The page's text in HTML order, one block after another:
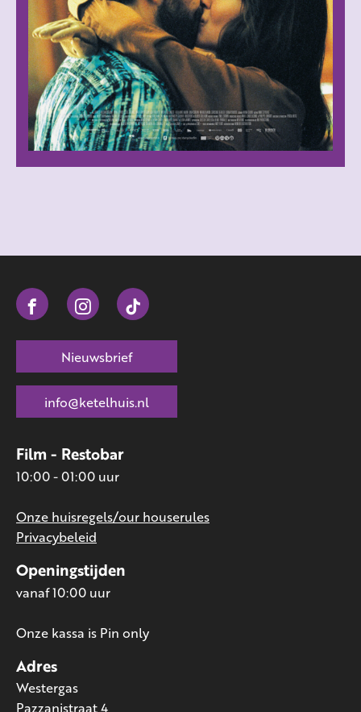
Adres
Westergas
Pazzanistraat 4
Openingstijden
vanaf 10:00 uur
Onze kassa is Pin only
Film - Restobar
10:00 - 01:00 uur
Onze huisregels/our houserules
Privacybeleid
Nieuwsbrief
info@ketelhuis.nl